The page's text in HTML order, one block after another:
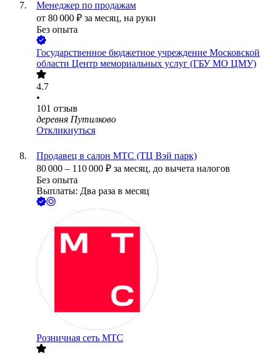
Менеджер по продажам
от 80 000 ₽ за месяц, на руки
Без опыта
Государственное бюджетное учреждение Московской
области Центр мемориальных услуг (ГБУ МО ЦМУ)
4.7
•
101 отзыв
деревня Путилково
Откликнуться
Продавец в салон МТС (ТЦ Вэй парк)
80 000 – 110 000 ₽ за месяц, до вычета налогов
Без опыта
Выплаты: Два раза в месяц
Розничная сеть МТС